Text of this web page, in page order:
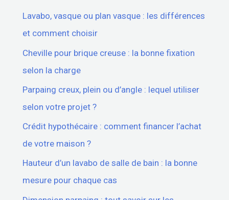
Lavabo, vasque ou plan vasque : les différences
et comment choisir
Cheville pour brique creuse : la bonne fixation
selon la charge
Parpaing creux, plein ou d’angle : lequel utiliser
selon votre projet ?
Crédit hypothécaire : comment financer l’achat
de votre maison ?
Hauteur d’un lavabo de salle de bain : la bonne
mesure pour chaque cas